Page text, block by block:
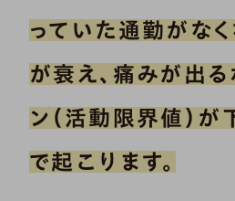
っていた通勤がな
が衰え、痛みが出
ン（活動限界値）が
で起こります。